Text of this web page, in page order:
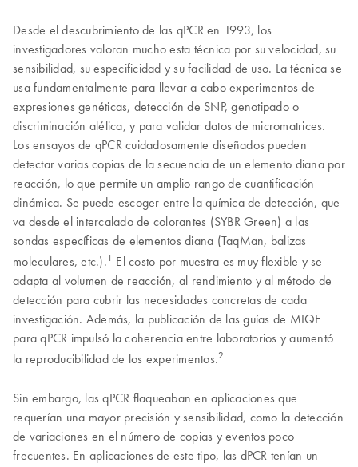
Desde el descubrimiento de las qPCR en 1993, los
investigadores valoran mucho esta técnica por su velocidad, su
sensibilidad, su especificidad y su facilidad de uso. La técnica se
usa fundamentalmente para llevar a cabo experimentos de
expresiones genéticas, detección de SNP, genotipado o
discriminación alélica, y para validar datos de micromatrices.
Los ensayos de qPCR cuidadosamente diseñados pueden
detectar varias copias de la secuencia de un elemento diana por
reacción, lo que permite un amplio rango de cuantificación
dinámica. Se puede escoger entre la química de detección, que
va desde el intercalado de colorantes (SYBR Green) a las
sondas específicas de elementos diana (TaqMan, balizas
moleculares, etc.). 1 El costo por muestra es muy flexible y se
adapta al volumen de reacción, al rendimiento y al método de
detección para cubrir las necesidades concretas de cada
investigación. Además, la publicación de las guías de MIQE
para qPCR impulsó la coherencia entre laboratorios y aumentó
la reproducibilidad de los experimentos.2
Sin embargo, las qPCR flaqueaban en aplicaciones que
requerían una mayor precisión y sensibilidad, como la detección
de variaciones en el número de copias y eventos poco
frecuentes. En aplicaciones de este tipo, las dPCR tenían un